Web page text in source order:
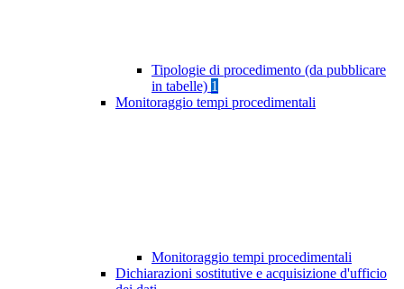
Tipologie di procedimento (da pubblicare
in tabelle) 1
Monitoraggio tempi procedimentali
Monitoraggio tempi procedimentali
Dichiarazioni sostitutive e acquisizione d'ufficio